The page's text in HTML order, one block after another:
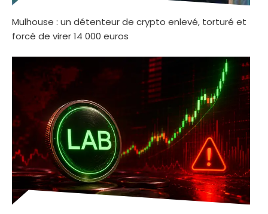
Mulhouse : un détenteur de crypto enlevé, torturé et
forcé de virer 14 000 euros